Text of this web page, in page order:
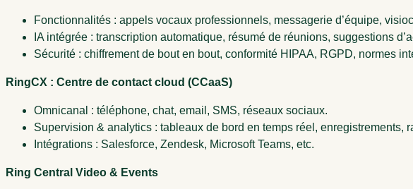
Fonctionnalités : appels vocaux professionnels, messagerie d’équipe,
IA intégrée : transcription automatique, résumé de réunions, suggestions
Sécurité : chiffrement de bout en bout, conformité HIPAA, RGPD, normes
RingCX : Centre de contact cloud (CCaaS)
Omnicanal : téléphone, chat, email, SMS, réseaux sociaux.
Supervision & analytics : tableaux de bord en temps réel, enregistrements,
Intégrations : Salesforce, Zendesk, Microsoft Teams, etc.
Ring Central Video & Events